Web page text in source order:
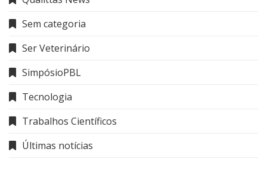
Sem categoria
Ser Veterinário
SimpósioPBL
Tecnologia
Trabalhos Científicos
Últimas notícias